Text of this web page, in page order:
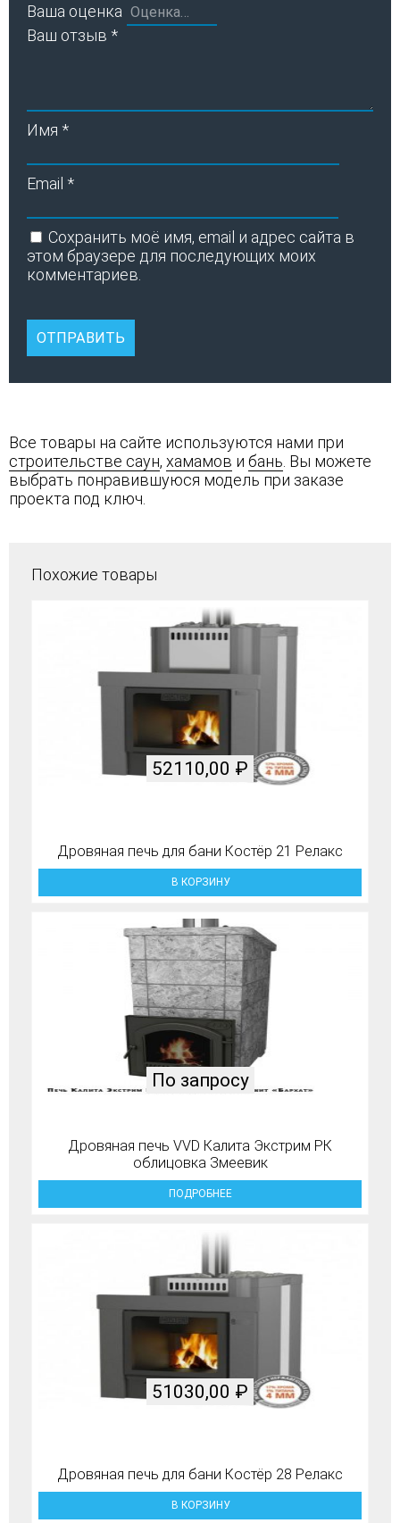
Ваша оценка
Ваш отзыв *
Имя *
Email *
Сохранить моё имя, email и адрес сайта в
этом браузере для последующих моих
комментариев.
Все товары на сайте используются нами при
строительстве саун, хамамов и бань . Вы можете
выбрать понравившуюся модель при заказе
проекта под ключ.
Похожие товары
Дровяная печь для бани Костёр 21 Релакс
52110,00 ₽
В КОРЗИНУ
Дровяная печь VVD Калита Экстрим РК
облицовка Змеевик
По запросу
ПОДРОБНЕЕ
Дровяная печь для бани Костёр 28 Релакс
51030,00 ₽
В КОРЗИНУ